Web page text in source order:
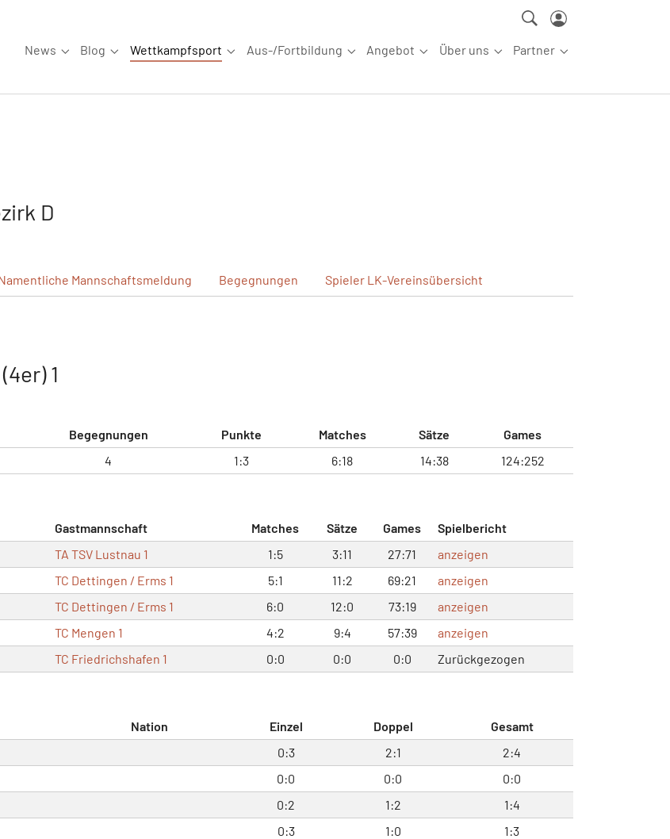
News
Submenu for "News"
Blog
Submenu for "Blog"
Wettkampfsport
Submenu for "Wettkampfsport"
Aus-/Fortbildung
Submenu for "Aus-/Fortbildung"
Angebot
Submenu for "Angebot"
Über uns
Submenu for "Über uns"
Partner
Submenu for
D
Mannschaftsmeldung Begegnungen Spieler LK-Vereinsübersicht
1
Begegnungen Punkte Matches Sätze
Games
4 1:3 6:18 14:38 124:252
Gastmannschaft Matches Sätze Games
Spielbericht
TA TSV Lustnau 1 1:5 3:11 27:71
anzeigen
TC Dettingen / Erms 1 5:1 11:2 69:21
anzeigen
TC Dettingen / Erms 1 6:0 12:0 73:19
anzeigen
TC Mengen 1 4:2 9:4 57:39
anzeigen
TC Friedrichshafen 1 0:0 0:0 0:0 Zurückgezogen
Nation Einzel Doppel
Gesamt
0:3 2:1
2:4
0:0 0:0
0:0
0:2 1:2
1:4
0:3 1:0
1:3